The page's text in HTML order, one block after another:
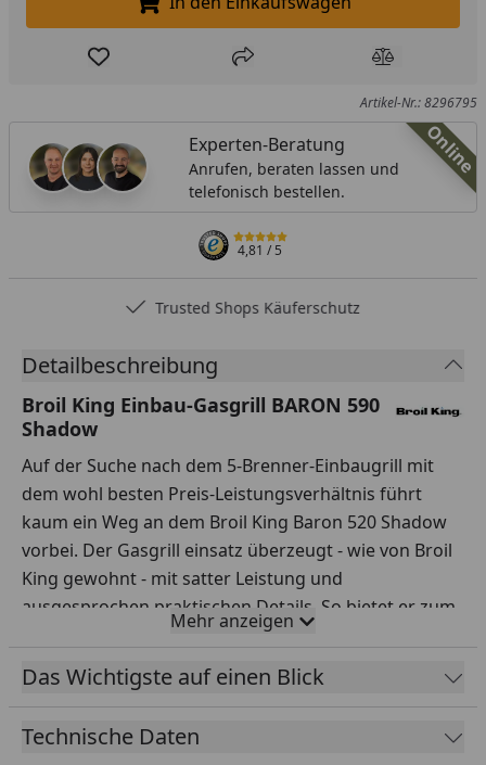
In den Einkaufswagen legen
Produkt zur Wunschliste hinzufügen
Teilen Produkt
Artikel-Nr.: 8296795
Online
Experten-Beratung
Anrufen, beraten lassen und
telefonisch bestellen.
4,81/ 5
Trusted Shops Käuferschutz
Detailbeschreibung
Broil King Einbau-Gasgrill BARON 590
Shadow
Auf der Suche nach dem 5-Brenner-Einbaugrill mit
dem wohl besten Preis-Leistungsverhältnis führt
kaum ein Weg an dem Broil King Baron 520 Shadow
vorbei. Der Gasgrill einsatz überzeugt - wie von Broil
King gewohnt - mit satter Leistung und
ausgesprochen praktischen Details. So bietet er zum
Beispiel dank seinem doppelwandigen Deckel eine
hohe Wärmespeicherung!
großartigen matt-emaillierten Grillroste mit Flav-R-
Mehr anzeigen
Das Wichtigste auf einen Blick
Technische Daten